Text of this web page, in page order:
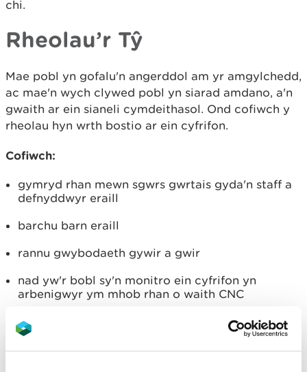
chi.
Rheolau’r Tŷ
Mae pobl yn gofalu'n angerddol am yr amgylchedd,
ac mae'n wych clywed pobl yn siarad amdano, a'n
gwaith ar ein sianeli cymdeithasol. Ond cofiwch y
rheolau hyn wrth bostio ar ein cyfrifon.
Cofiwch:
gymryd rhan mewn sgwrs gwrtais gyda'n staff a
defnyddwyr eraill
barchu barn eraill
rannu gwybodaeth gywir a gwir
nad yw'r bobl sy'n monitro ein cyfrifon yn
arbenigwyr ym mhob rhan o waith CNC
Peidiwch:
postio sylwadau sy’n cam-drin neu sy’n